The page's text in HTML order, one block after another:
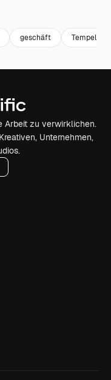
geschäft Tempel
Arbeit zu verwirklichen.
Unternehmen,